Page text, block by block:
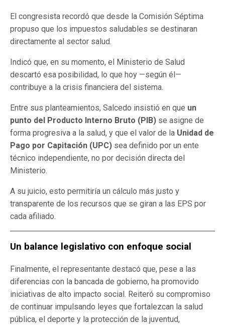
El congresista recordó que desde la Comisión Séptima
propuso que los impuestos saludables se destinaran
directamente al sector salud.
Indicó que, en su momento, el Ministerio de Salud
descartó esa posibilidad, lo que hoy —según él—
contribuye a la crisis financiera del sistema.
Entre sus planteamientos, Salcedo insistió en que un
punto del Producto Interno Bruto (PIB) se asigne de
forma progresiva a la salud, y que el valor de la Unidad de
Pago por Capitación (UPC) sea definido por un ente
técnico independiente, no por decisión directa del
Ministerio.
A su juicio, esto permitiría un cálculo más justo y
transparente de los recursos que se giran a las EPS por
cada afiliado.
Un balance legislativo con enfoque social
Finalmente, el representante destacó que, pese a las
diferencias con la bancada de gobierno, ha promovido
iniciativas de alto impacto social. Reiteró su compromiso
de continuar impulsando leyes que fortalezcan la salud
pública, el deporte y la protección de la juventud,